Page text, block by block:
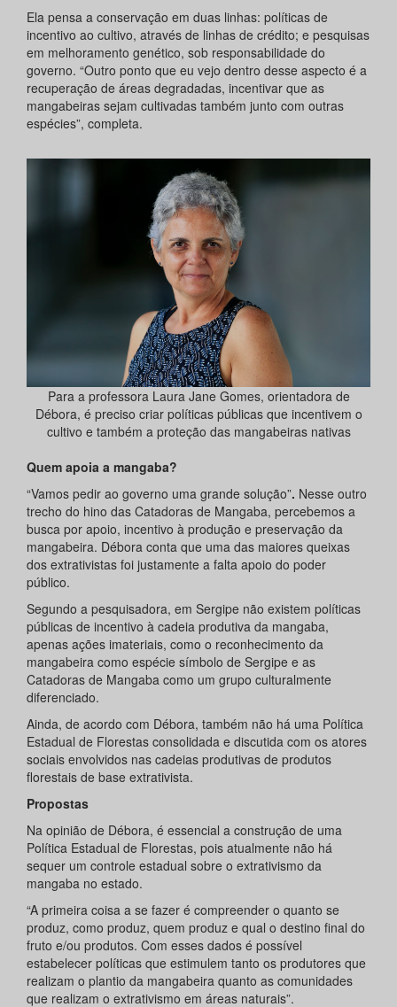
Ela pensa a conservação em duas linhas: políticas de
incentivo ao cultivo, através de linhas de crédito; e pesquisas
em melhoramento genético, sob responsabilidade do
governo. “Outro ponto que eu vejo dentro desse aspecto é a
recuperação de áreas degradadas, incentivar que as
mangabeiras sejam cultivadas também junto com outras
espécies”, completa.
Para a professora Laura Jane Gomes, orientadora de
Débora, é preciso criar políticas públicas que incentivem o
cultivo e também a proteção das mangabeiras nativas
Quem apoia a mangaba?
“Vamos pedir ao governo uma grande solução”. Nesse outro
trecho do hino das Catadoras de Mangaba, percebemos a
busca por apoio, incentivo à produção e preservação da
mangabeira. Débora conta que uma das maiores queixas
dos extrativistas foi justamente a falta apoio do poder
público.
Segundo a pesquisadora, em Sergipe não existem políticas
públicas de incentivo à cadeia produtiva da mangaba,
apenas ações imateriais, como o reconhecimento da
mangabeira como espécie símbolo de Sergipe e as
Catadoras de Mangaba como um grupo culturalmente
diferenciado.
Ainda, de acordo com Débora, também não há uma Política
Estadual de Florestas consolidada e discutida com os atores
sociais envolvidos nas cadeias produtivas de produtos
florestais de base extrativista.
Propostas
Na opinião de Débora, é essencial a construção de uma
Política Estadual de Florestas, pois atualmente não há
sequer um controle estadual sobre o extrativismo da
mangaba no estado.
“A primeira coisa a se fazer é compreender o quanto se
produz, como produz, quem produz e qual o destino final do
fruto e/ou produtos. Com esses dados é possível
estabelecer políticas que estimulem tanto os produtores que
realizam o plantio da mangabeira quanto as comunidades
que realizam o extrativismo em áreas naturais”.